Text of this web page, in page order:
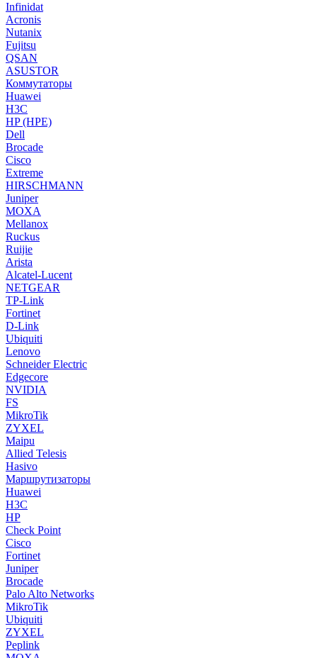
Infinidat
Acronis
Nutanix
Fujitsu
QSAN
ASUSTOR
Коммутаторы
Huawei
H3C
HP (HPE)
Dell
Brocade
Cisco
Extreme
HIRSCHMANN
Juniper
MOXA
Mellanox
Ruckus
Ruijie
Arista
Alcatel-Lucent
NETGEAR
TP-Link
Fortinet
D-Link
Ubiquiti
Lenovo
Schneider Electric
Edgecore
NVIDIA
FS
MikroTik
ZYXEL
Maipu
Allied Telesis
Hasivo
Маршрутизаторы
Huawei
H3C
HP
Check Point
Cisco
Fortinet
Juniper
Brocade
Palo Alto Networks
MikroTik
Ubiquiti
ZYXEL
Peplink